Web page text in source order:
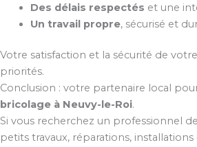
Des délais respectés et une
Un travail propre, sécurisé et
Votre satisfaction et la sécurité de
priorités.
Conclusion : votre partenaire local
bricolage à Neuvy-le-Roi.
Si vous recherchez un professionnel
petits travaux, réparations, installations